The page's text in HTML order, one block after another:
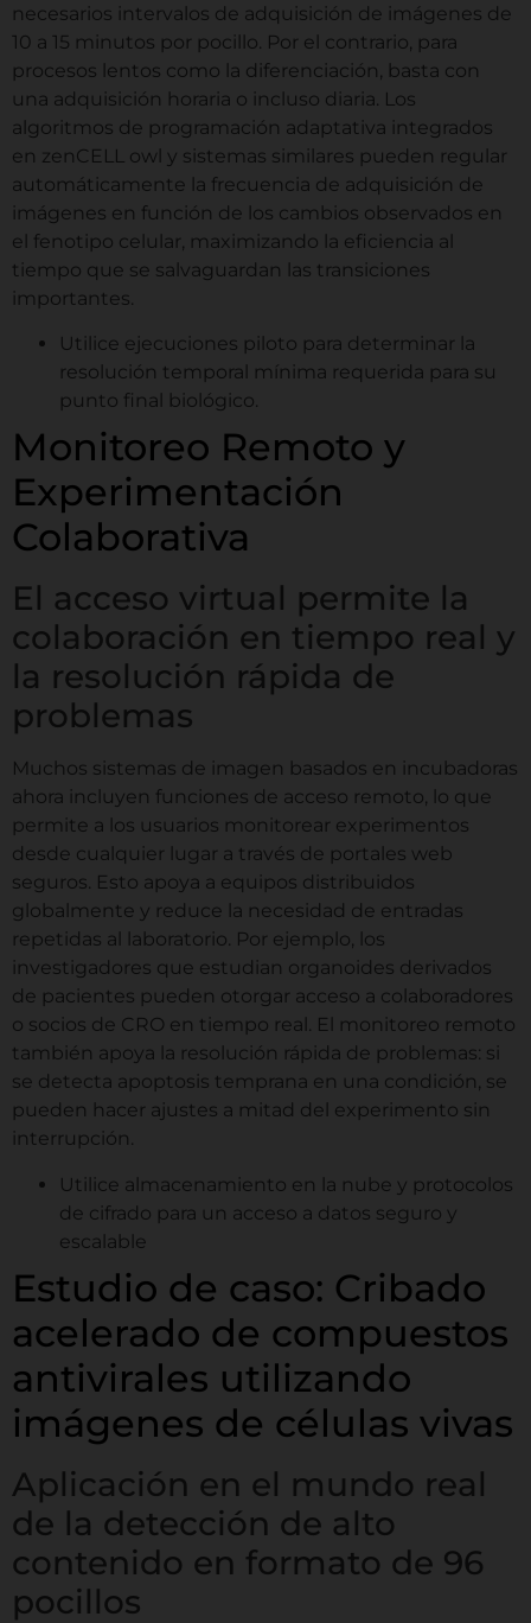
necesarios intervalos de adquisición de imágenes de
10 a 15 minutos por pocillo. Por el contrario, para
procesos lentos como la diferenciación, basta con
una adquisición horaria o incluso diaria. Los
algoritmos de programación adaptativa integrados
en zenCELL owl y sistemas similares pueden regular
automáticamente la frecuencia de adquisición de
imágenes en función de los cambios observados en
el fenotipo celular, maximizando la eficiencia al
tiempo que se salvaguardan las transiciones
importantes.
Utilice ejecuciones piloto para determinar la
resolución temporal mínima requerida para su
punto final biológico.
Monitoreo Remoto y
Experimentación
Colaborativa
El acceso virtual permite la
colaboración en tiempo real y
la resolución rápida de
problemas
Muchos sistemas de imagen basados en incubadoras
ahora incluyen funciones de acceso remoto, lo que
permite a los usuarios monitorear experimentos
desde cualquier lugar a través de portales web
seguros. Esto apoya a equipos distribuidos
globalmente y reduce la necesidad de entradas
repetidas al laboratorio. Por ejemplo, los
investigadores que estudian organoides derivados
de pacientes pueden otorgar acceso a colaboradores
o socios de CRO en tiempo real. El monitoreo remoto
también apoya la resolución rápida de problemas: si
se detecta apoptosis temprana en una condición, se
pueden hacer ajustes a mitad del experimento sin
interrupción.
Utilice almacenamiento en la nube y protocolos
de cifrado para un acceso a datos seguro y
escalable
Estudio de caso: Cribado
acelerado de compuestos
antivirales utilizando
imágenes de células vivas
Aplicación en el mundo real
de la detección de alto
contenido en formato de 96
pocillos